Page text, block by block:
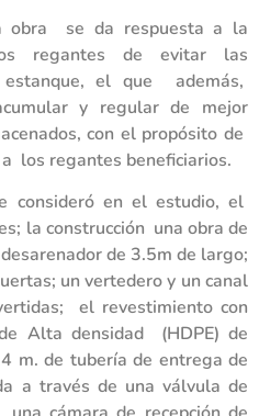
obra se da respuesta a la
regantes de evitar las
el que además,
y regular de mejor
con el propósito de
los regantes beneficiarios.
consideró en el estudio, el
la construcción una obra de
de 3.5m de largo;
un vertedero y un canal
el revestimiento con
Alta densidad (HDPE) de
m. de tubería de entrega de
a través de una válvula de